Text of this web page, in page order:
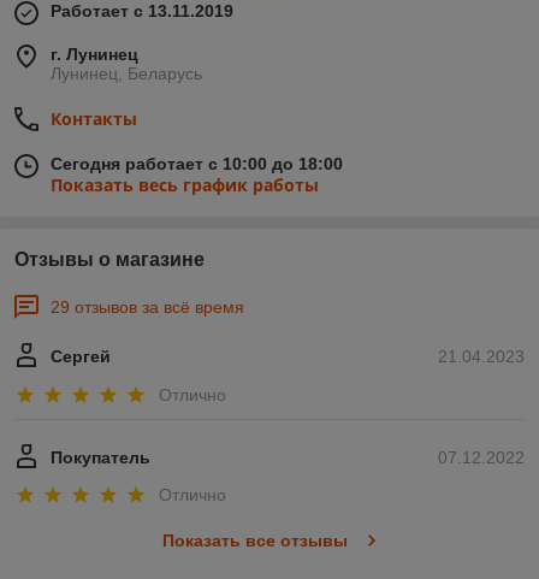
Работает с 13.11.2019
г. Лунинец
Лунинец, Беларусь
Контакты
Сегодня работает с 10:00 до 18:00
Показать весь график работы
Отзывы о магазине
29 отзывов за всё время
21.04.2023
Сергей
Отлично
07.12.2022
Покупатель
Отлично
Показать все отзывы